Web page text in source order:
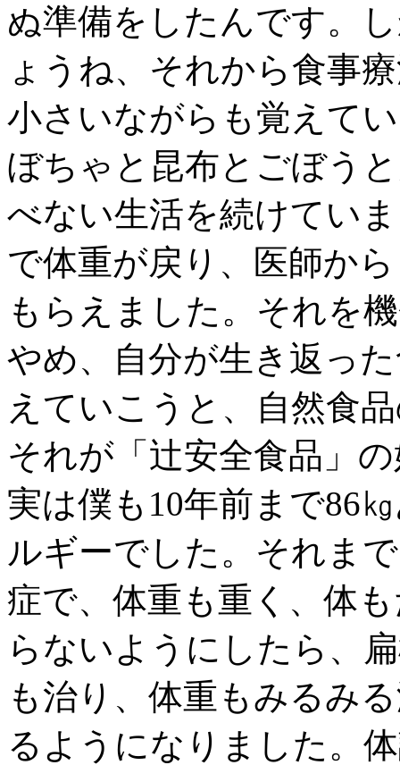
ぬ準備をしたんです。
ょうね、それから食事
小さいながらも覚えて
ぼちゃと昆布とごぼう
べない生活を続けてい
で体重が戻り、医師か
もらえました。それを
やめ、自分が生き返っ
えていこうと、自然食
それが「辻安全食品」
実は僕も10年前まで86
ルギーでした。それま
症で、体重も重く、体
らないようにしたら、
も治り、体重もみるみ
るようになりました。